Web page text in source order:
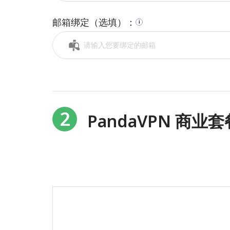
邮箱绑定（选填）： i
2 PandaVPN 商业套